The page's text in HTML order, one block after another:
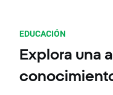
EDUCACIÓN
Explora una